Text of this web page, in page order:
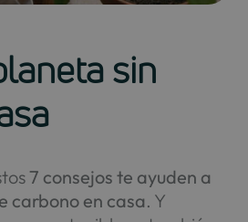
sin
7 consejos te ayuden a
carbono en casa. Y